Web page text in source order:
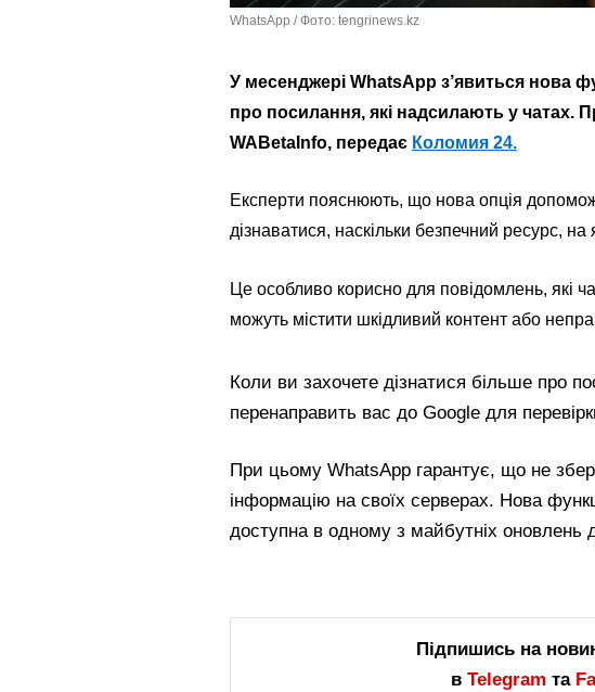
WhatsApp / Фото: tengrinews.kz
У месенджері WhatsApp з’явиться нова
про посилання, які надсилають у чатах.
WABetaInfo, передає Коломия 24.
Експерти пояснюють, що нова опція
дізнаватися, наскільки безпечний ресурс,
Це особливо корисно для повідомлень, які
можуть містити шкідливий контент або
Коли ви захочете дізнатися більше про
перенаправить вас до Google для
При цьому WhatsApp гарантує, що не
інформацію на своїх серверах. Нова
доступна в одному з майбутніх оновлень
Підпишись на
в Telegram та